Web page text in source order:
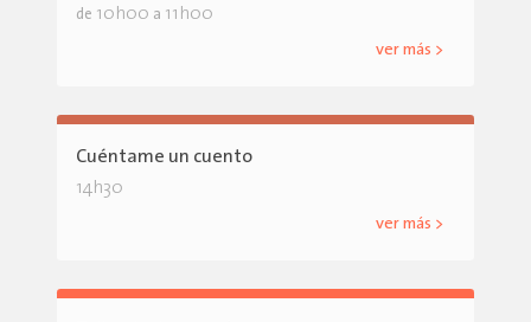
de 10h00 a 11h00
ver más >
Cuéntame un cuento
14h30
ver más >